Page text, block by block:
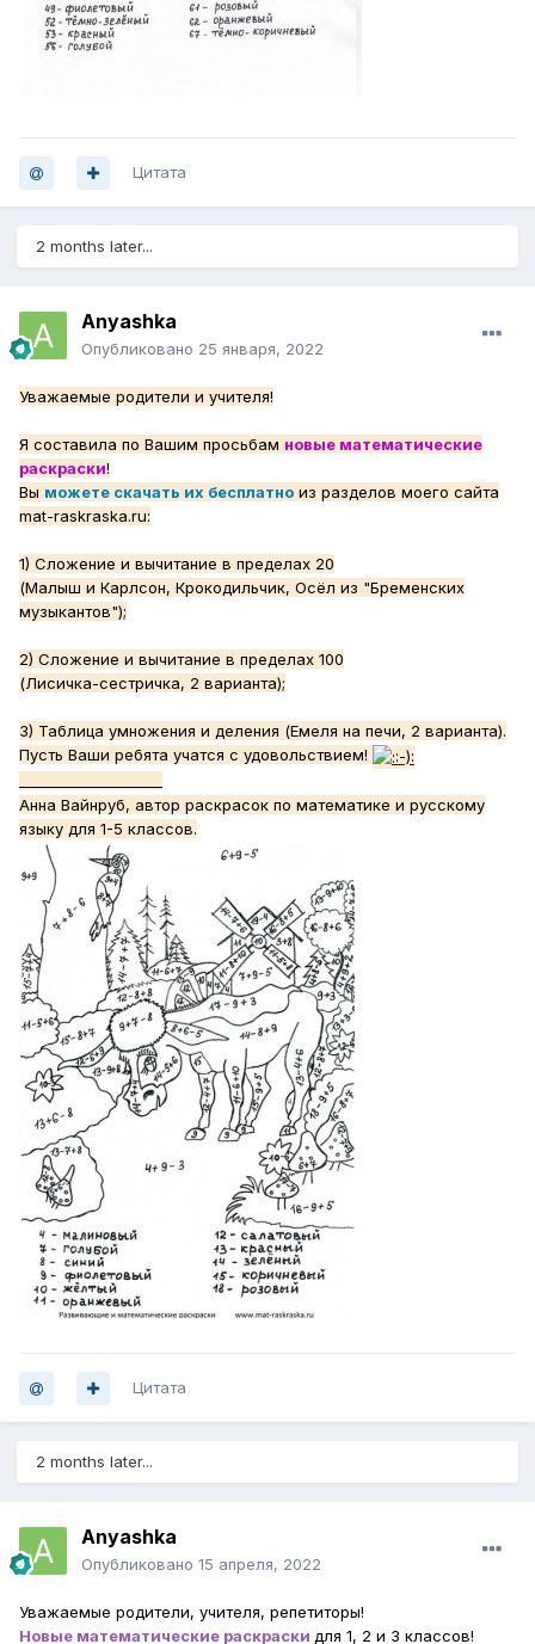
Цитата
2 months later...
Anyashka
Опубликовано 25 января, 2022
Уважаемые родители и учителя!
Я составила по Вашим просьбам новые математические
раскраски!
Вы можете скачать их бесплатно из разделов моего сайта
mat-raskraska.ru:
1) Сложение и вычитание в пределах 20
(Малыш и Карлсон, Крокодильчик, Осёл из "Бременских
музыкантов");
2) Сложение и вычитание в пределах 100
(Лисичка-сестричка, 2 варианта);
3) Таблица умножения и деления (Емеля на печи, 2 варианта).
Пусть Ваши ребята учатся с удовольствием!
Анна Вайнруб, автор раскрасок по математике и русскому
языку для 1-5 классов.
Цитата
2 months later...
Anyashka
Опубликовано 15 апреля, 2022
Уважаемые родители, учителя, репетиторы!
Новые математические раскраски для 1, 2 и 3 классов!